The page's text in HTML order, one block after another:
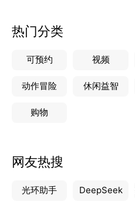
热门分类
可预约 视频
动作冒险 休闲益智
购物
网友热搜
光环助手 DeepSeek